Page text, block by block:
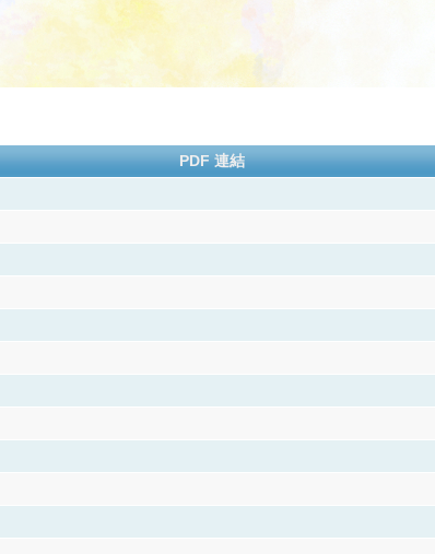
PDF 連結